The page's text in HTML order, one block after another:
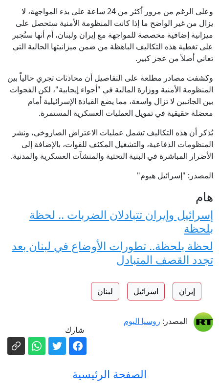
وعلى الرغم من مرور أكثر من 24 ساعة على بدء المواجهة، لا
يزال من غير الواضح ما إذا كانت المنظومة الأمنية ستحصل على
ميزانية إضافية مخصصة للمواجهة مع إيران ولبنان، أم أنها ستُجبر
على تغطية هذه التكاليف الباهظة من ضمن ميزانيتها الحالية التي
تعاني أصلاً من عجز كبير.
وكشفت مصادر مطلعة على التفاصيل أن محادثات تجري حالياً بين
المنظومة الأمنية ووزارة المالية في "أجواء إيجابية"، لكن الفجوات
بين الجانبين لا تزال واسعة، مما يضع القيادة الإسرائيلية أمام
معضلة حقيقية في تمويل العمليات العسكرية المستمرة.
يُذكر أن هذه التكاليف تشمل عمليات الاعتراض الصاروخي، ونشر
المنظومات الدفاعية، والتشغيل المكثف للقوات، بالإضافة إلى
الأضرار المباشرة في البنية التحتية والمنشآت العسكرية والمدنية.
المصدر: "إسرائيل هيوم"
هام
إسرائيل وإيران تتبادلان الضربات .. لحظة
بلحظة
لحظة بلحظة.. تطورات الأوضاع في لبنان بعد
تجدد القصف المتبادل
إيران اسرائيل لبنان
المصدر: روسيا اليوم
شارك
الصفحة الرئيسية